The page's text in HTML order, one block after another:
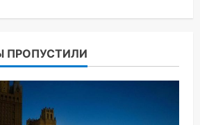
ПРОПУСТИЛИ